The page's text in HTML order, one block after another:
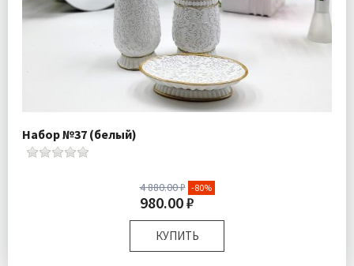
Набор №37 (белый)
4 880.00 ₽ -80%
980.00 ₽
КУПИТЬ